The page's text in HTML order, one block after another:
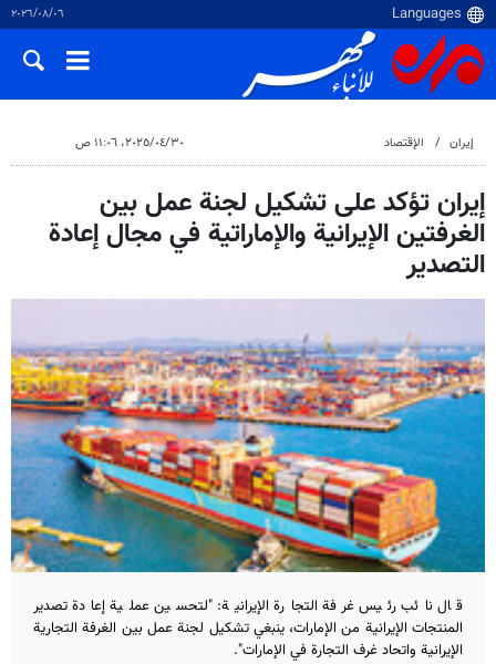
٠٦‏/٠٨‏/٢٠٢٦
إيران الإقتصاد ٣٠‏/٠٤‏/٢٠٢٥، ١١:٠٦ ص
إيران تؤكد على تشكيل لجنة عمل بين
الغرفتين الإيرانية والإماراتية في مجال إعادة
التصدير
قال نائب رئيس غرفة التجارة الإيرانية: "لتحسين عملية إعادة تصدير
المنتجات الإيرانية من الإمارات، ينبغي تشكيل لجنة عمل بين الغرفة التجارية
الإيرانية واتحاد غرف التجارة في الإمارات".